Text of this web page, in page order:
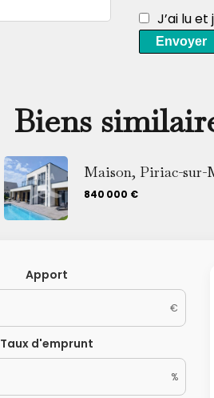
J’ai lu
Envoyer
Biens
Maison, Piriac-sur-
840 000 €
Apport
€
Taux d'emprunt
%